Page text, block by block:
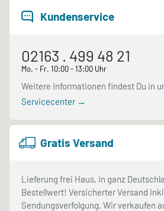
Kundenservice
02163 . 499 48 21
Mo. - Fr. 10:00 - 13:00 Uhr
Weitere Informationen findest Du in
Servicecenter →
Gratis Versand
Lieferung frei Haus, in ganz
Bestellwert! Versicherter Versand
Sendungsverfolgung. Wir verkaufen